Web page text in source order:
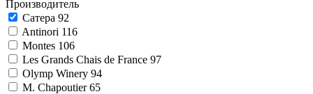
Производитель
Сатера 92
Antinori 116
Montes 106
Les Grands Chais de France 97
Olymp Winery 94
M. Chapoutier 65